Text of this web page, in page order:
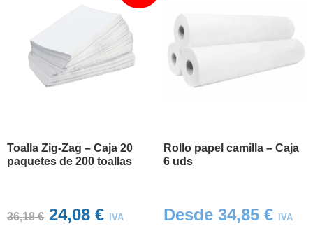
Toalla Zig-Zag – Caja 20
paquetes de 200 toallas
36,18€ 24,08 € IVA
Rollo papel camilla – Caja
6 uds
Desde 34,85 € IVA